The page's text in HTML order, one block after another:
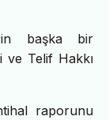
başka bir
ve Telif Hakkı
raporunu